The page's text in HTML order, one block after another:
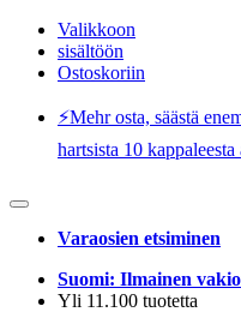
Valikkoon
sisältöön
Ostoskoriin
⚡️Mehr osta, säästä
hartsista 10 kappaleesta
Varaosien etsiminen
Suomi: Ilmainen
Yli 11.100 tuotetta